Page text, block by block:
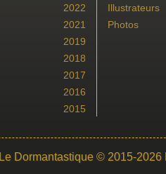
2022
2021
2019
2018
2017
2016
2015
Illustrateurs
Photos
Le Dormantastique © 2015-2026